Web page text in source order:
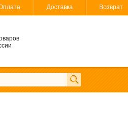
Доставка Возврат